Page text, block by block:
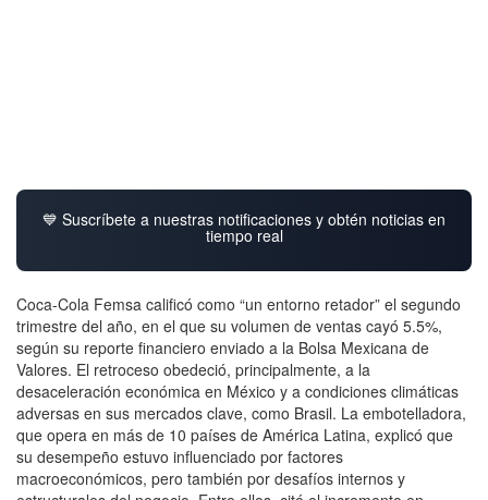
💙 Suscríbete a nuestras notificaciones y obtén noticias en
tiempo real
Coca-Cola Femsa calificó como “un entorno retador” el segundo
trimestre del año, en el que su volumen de ventas cayó 5.5%,
según su reporte financiero enviado a la Bolsa Mexicana de
Valores. El retroceso obedeció, principalmente, a la
desaceleración económica en México y a condiciones climáticas
adversas en sus mercados clave, como Brasil. La embotelladora,
que opera en más de 10 países de América Latina, explicó que
su desempeño estuvo influenciado por factores
macroeconómicos, pero también por desafíos internos y